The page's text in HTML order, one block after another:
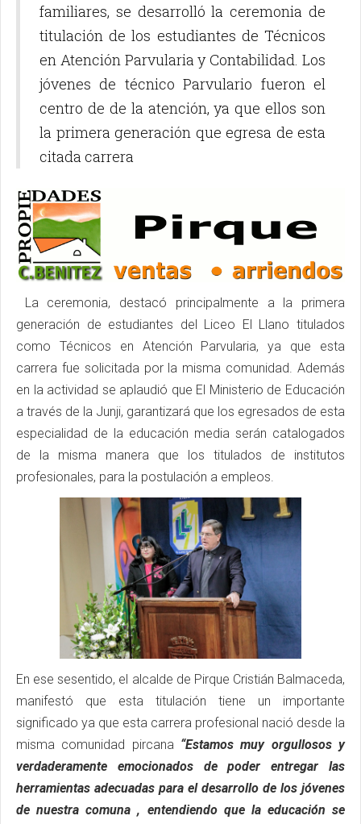
familiares, se desarrolló la ceremonia de
titulación de los estudiantes de Técnicos
en Atención Parvularia y Contabilidad. Los
jóvenes de técnico Parvulario fueron el
centro de de la atención, ya que ellos son
la primera generación que egresa de esta
citada carrera
La ceremonia, destacó principalmente a la primera
generación de estudiantes del Liceo El Llano titulados
como Técnicos en Atención Parvularia, ya que esta
carrera fue solicitada por la misma comunidad. Además
en la actividad se aplaudió que El Ministerio de Educación
a través de la Junji, garantizará que los egresados de esta
especialidad de la educación media serán catalogados
de la misma manera que los titulados de institutos
profesionales, para la postulación a empleos.
En ese sesentido, el alcalde de Pirque Cristián Balmaceda,
manifestó que esta titulación tiene un importante
significado ya que esta carrera profesional nació desde la
misma comunidad pircana “Estamos muy orgullosos y
verdaderamente emocionados de poder entregar las
herramientas adecuadas para el desarrollo de los jóvenes
de nuestra comuna , entendiendo que la educación se